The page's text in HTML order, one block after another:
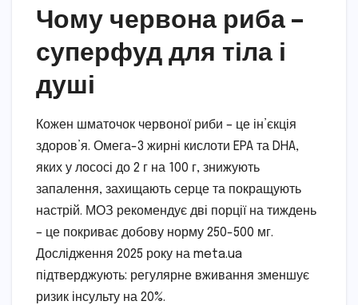
Чому червона риба –
суперфуд для тіла і
душі
Кожен шматочок червоної риби – це ін’єкція
здоров’я. Омега-3 жирні кислоти EPA та DHA,
яких у лососі до 2 г на 100 г, знижують
запалення, захищають серце та покращують
настрій. МОЗ рекомендує дві порції на тиждень
– це покриває добову норму 250-500 мг.
Дослідження 2025 року на meta.ua
підтверджують: регулярне вживання зменшує
ризик інсульту на 20%.